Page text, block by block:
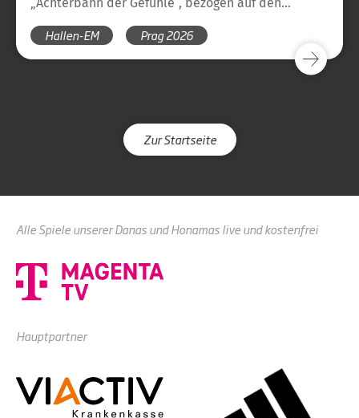
klingt, beschreibt dieses EM-Turnier in Prag aus
Hallen-EM Prag 2026
Zur Startseite
Alle Spiele unserer Danas und Honamas live und kostenfrei
Hauptpartner